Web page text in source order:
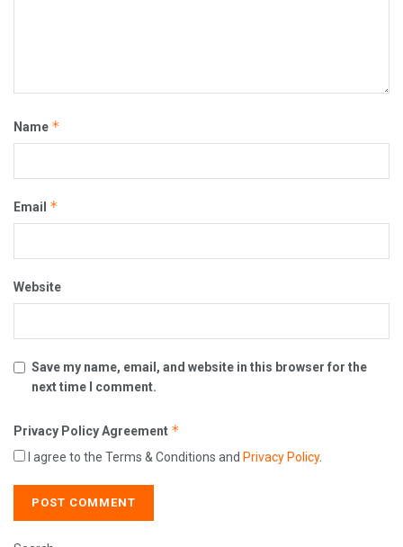
Name *
Email *
Website
Save my name, email, and website in this browser for the
next time I comment.
Privacy Policy Agreement *
I agree to the Terms & Conditions and Privacy Policy.